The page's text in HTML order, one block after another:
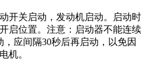
开关启动，发动机启动。启动时
启位置。注意：启动器不能连续
，应间隔30秒后再启动，以免因
机。